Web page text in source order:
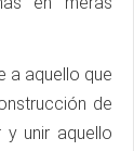
a aquello que
de
y unir aquello